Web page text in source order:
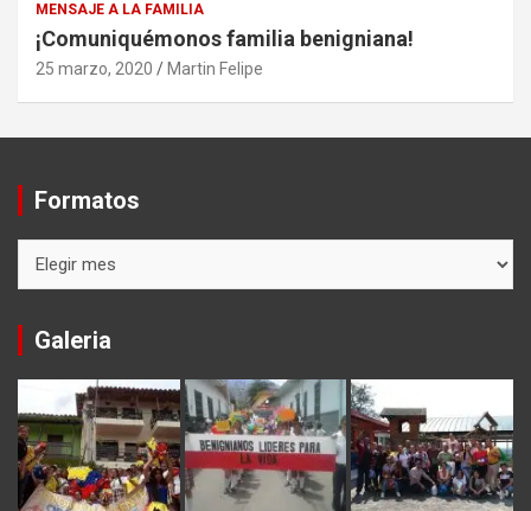
MENSAJE A LA FAMILIA
¡Comuniquémonos familia benigniana!
25 marzo, 2020 Martin Felipe
Formatos
Galeria